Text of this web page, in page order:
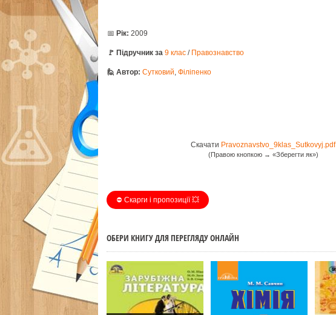
📅 Рік: 2009
🚩 Підручник за 9 клас / Правознавство
🙋 Автор: Сутковий, Філіпенко
Скачати Pravoznavstvo_9klas_Sutkovyj.pdf
(Правою кнопкою → «Зберегти як»)
⛔️ Скарги і пропозиції 💥
ОБЕРИ КНИГУ ДЛЯ ПЕРЕГЛЯДУ ОНЛАЙН